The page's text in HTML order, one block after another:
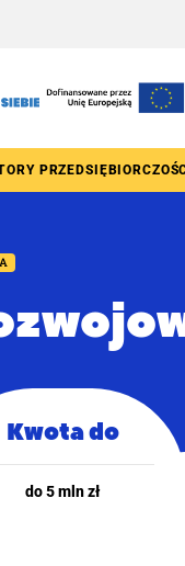
Kwota do
do 5 mln zł